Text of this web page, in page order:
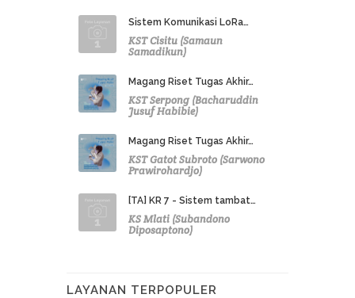
Sistem Komunikasi LoRa…
KST Cisitu (Samaun
Samadikun)
Magang Riset Tugas Akhir…
KST Serpong (Bacharuddin
Jusuf Habibie)
Magang Riset Tugas Akhir…
KST Gatot Subroto (Sarwono
Prawirohardjo)
[TA] KR 7 - Sistem tambat…
KS Mlati (Subandono
Diposaptono)
LAYANAN TERPOPULER